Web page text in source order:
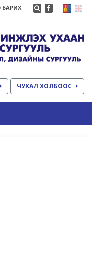
БАРИХ
ЧУХАЛ ХОЛБООС